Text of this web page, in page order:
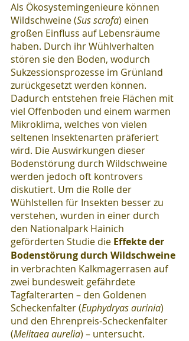
Als Ökosystemingenieure können
Wildschweine (Sus scrofa) einen
großen Einfluss auf Lebensräume
haben. Durch ihr Wühlverhalten
stören sie den Boden, wodurch
Sukzessionsprozesse im Grünland
zurückgesetzt werden können.
Dadurch entstehen freie Flächen mit
viel Offenboden und einem warmen
Mikroklima, welches von vielen
seltenen Insektenarten präferiert
wird. Die Auswirkungen dieser
Bodenstörung durch Wildschweine
werden jedoch oft kontrovers
diskutiert. Um die Rolle der
Wühlstellen für Insekten besser zu
verstehen, wurden in einer durch
den Nationalpark Hainich
geförderten Studie die Effekte der
Bodenstörung durch Wildschweine
in verbrachten Kalkmagerrasen auf
zwei bundesweit gefährdete
Tagfalterarten – den Goldenen
Scheckenfalter (Euphydryas aurinia)
und den Ehrenpreis-Scheckenfalter
(Melitaea aurelia) – untersucht.